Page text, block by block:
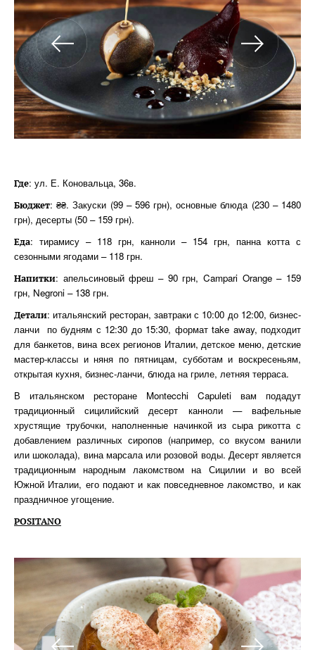
Где: ул. Е. Коновальца, 36в.
Бюджет: ₴₴. Закуски (99 – 596 грн), основные блюда (230 – 1480
грн), десерты (50 – 159 грн).
Еда: тирамису – 118 грн, канноли – 154 грн, панна котта с
сезонными ягодами – 118 грн.
Напитки: апельсиновый фреш – 90 грн, Campari Orange – 159
грн, Negroni – 138 грн.
Детали: итальянский ресторан, завтраки с 10:00 до 12:00, бизнес-
ланчи по будням с 12:30 до 15:30, формат take away, подходит
для банкетов, вина всех регионов Италии, детское меню, детские
мастер-классы и няня по пятницам, субботам и воскресеньям,
открытая кухня, бизнес-ланчи, блюда на гриле, летняя терраса.
В итальянском ресторане Montecchi Capuleti вам подадут
традиционный сицилийский десерт канноли — вафельные
хрустящие трубочки, наполненные начинкой из сыра рикотта с
добавлением различных сиропов (например, со вкусом ванили
или шоколада), вина марсала или розовой воды. Десерт является
традиционным народным лакомством на Сицилии и во всей
Южной Италии, его подают и как повседневное лакомство, и как
праздничное угощение.
POSITANO